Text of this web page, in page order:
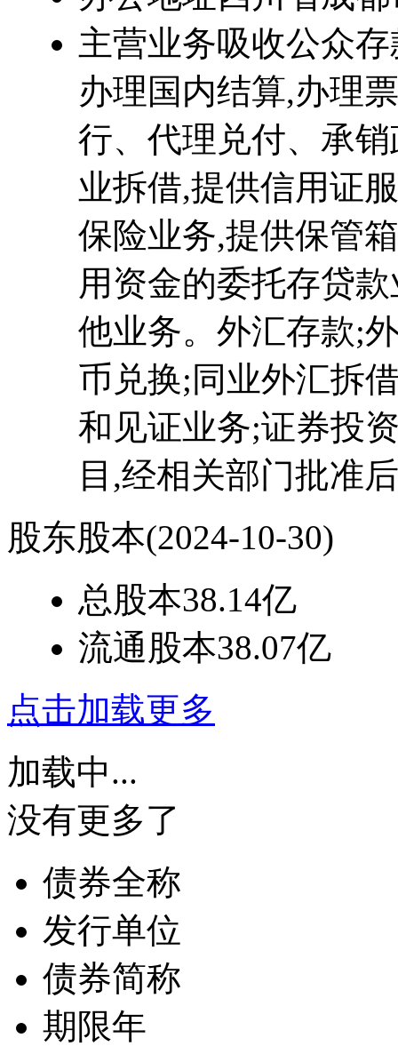
主营业务吸收公众
办理国内结算,办理
行、代理兑付、承
业拆借,提供信用证
保险业务,提供保管
用资金的委托存贷
他业务。外汇存款;
币兑换;同业外汇拆
和见证业务;证券投
目,经相关部门批准
股东股本(2024-10-30)
总股本38.14亿
流通股本38.07亿
点击加载更多
加载中...
没有更多了
债券全称
发行单位
债券简称
期限年